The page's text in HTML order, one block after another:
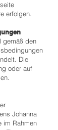
erfolgen.
gemäß den
Die
oder auf
Johanna
im Rahmen